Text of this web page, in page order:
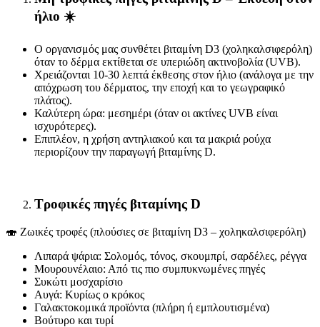
ήλιο ☀️
Ο οργανισμός μας συνθέτει βιταμίνη D3 (χοληκαλσιφερόλη)
όταν το δέρμα εκτίθεται σε υπεριώδη ακτινοβολία (UVB).
Χρειάζονται 10-30 λεπτά έκθεσης στον ήλιο (ανάλογα με την
απόχρωση του δέρματος, την εποχή και το γεωγραφικό
πλάτος).
Καλύτερη ώρα: μεσημέρι (όταν οι ακτίνες UVB είναι
ισχυρότερες).
Επιπλέον, η χρήση αντηλιακού και τα μακριά ρούχα
περιορίζουν την παραγωγή βιταμίνης D.
Τροφικές πηγές βιταμίνης D
🍣 Ζωικές τροφές (πλούσιες σε βιταμίνη D3 – χοληκαλσιφερόλη)
Λιπαρά ψάρια: Σολομός, τόνος, σκουμπρί, σαρδέλες, ρέγγα
Μουρουνέλαιο: Από τις πιο συμπυκνωμένες πηγές
Συκώτι μοσχαρίσιο
Αυγά: Κυρίως ο κρόκος
Γαλακτοκομικά προϊόντα (πλήρη ή εμπλουτισμένα)
Βούτυρο και τυρί